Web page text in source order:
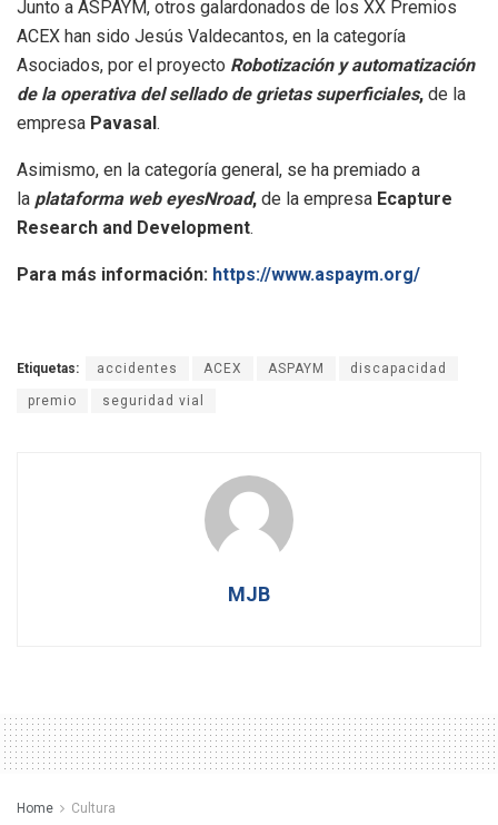
Junto a ASPAYM, otros galardonados de los XX Premios
ACEX han sido Jesús Valdecantos, en la categoría
Asociados, por el proyecto Robotización y automatización
de la operativa del sellado de grietas superficiales, de la
empresa Pavasal.
Asimismo, en la categoría general, se ha premiado a
la plataforma web eyesNroad, de la empresa Ecapture
Research and Development.
Para más información: https://www.aspaym.org/
Etiquetas: accidentes ACEX ASPAYM discapacidad
premio seguridad vial
MJB
Home Cultura